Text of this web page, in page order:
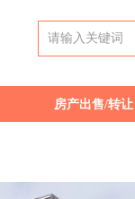
房产出售/转让